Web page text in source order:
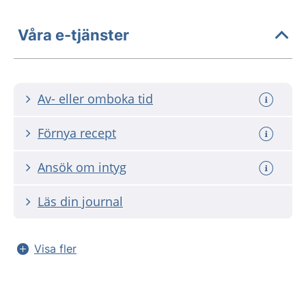
Våra e-tjänster
Av- eller omboka tid
Förnya recept
Ansök om intyg
Läs din journal
Visa fler